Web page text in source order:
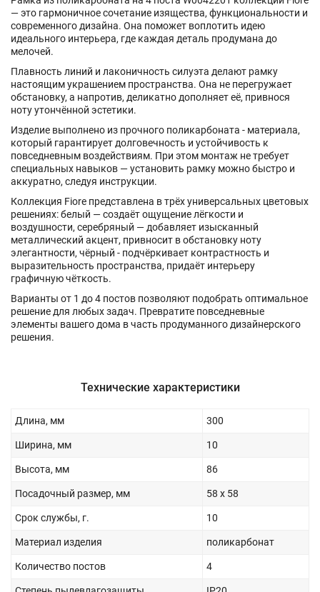
— это гармоничное сочетание изящества, функциональности и
современного дизайна. Она поможет воплотить идею
идеального интерьера, где каждая деталь продумана до
мелочей.
Плавность линий и лаконичность силуэта делают рамку
настоящим украшением пространства. Она не перегружает
обстановку, а напротив, деликатно дополняет её, привнося
ноту утончённой эстетики.
Изделие выполнено из прочного поликарбоната - материала,
который гарантирует долговечность и устойчивость к
повседневным воздействиям. При этом монтаж не требует
специальных навыков — установить рамку можно быстро и
аккуратно, следуя инструкции.
Коллекция Fiore представлена в трёх универсальных цветовых
решениях: белый — создаёт ощущение лёгкости и
воздушности, серебряный — добавляет изысканный
металлический акцент, привносит в обстановку ноту
элегантности, чёрный - подчёркивает контрастность и
выразительность пространства, придаёт интерьеру
графичную чёткость.
Варианты от 1 до 4 постов позволяют подобрать оптимальное
решение для любых задач. Превратите повседневные
элементы вашего дома в часть продуманного дизайнерского
решения.
Технические характеристики
Длина, мм 300
Ширина, мм 10
Высота, мм 86
Посадочный размер, мм 58 х 58
Срок службы, г. 10
Материал изделия поликарбонат
Количество постов 4